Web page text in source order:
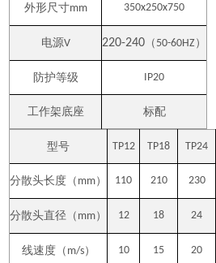
外形尺寸mm 350x250x750
电源V 220-240 （ 50-60HZ）
防护等级 IP20
工作架底座 标配
型号 TP12 TP18 TP24
分散头长度（ mm） 110 210 230
分散头直径（ mm） 12 18 24
线速度（ m/s） 10 15 20